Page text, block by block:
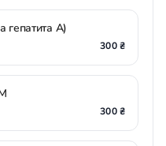
гепатита А)
300 ₴
300 ₴